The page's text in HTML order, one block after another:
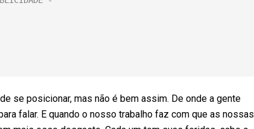
se posicionar, mas não é bem assim. De onde a gente
falar. E quando o nosso trabalho faz com que as nossas